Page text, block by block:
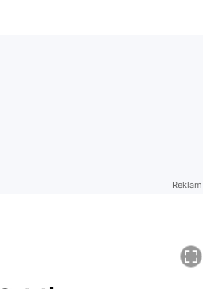
Reklam